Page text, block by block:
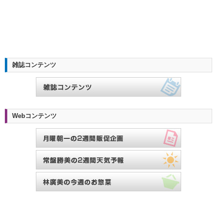
雑誌コンテンツ
Webコンテンツ